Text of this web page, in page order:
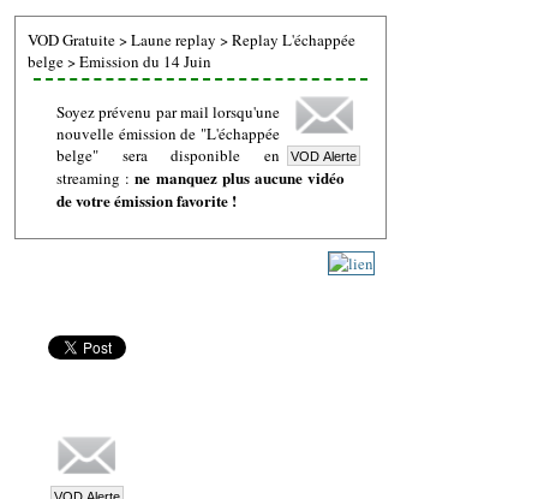
VOD Gratuite>Laune replay >Replay L'échappée
belge>Emission du 14 Juin
Soyez prévenu par mail lorsqu'une
nouvelle émission de "L'échappée
belge" sera disponible en
streaming :ne manquez plus aucune vidéo
de votre émission favorite !